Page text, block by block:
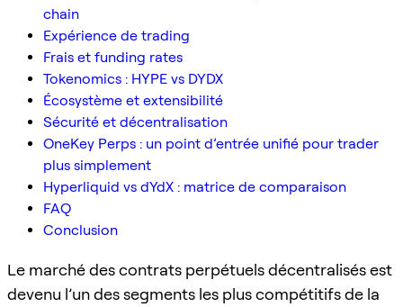
chain
Expérience de trading
Frais et funding rates
Tokenomics : HYPE vs DYDX
Écosystème et extensibilité
Sécurité et décentralisation
OneKey Perps : un point d’entrée unifié pour trader
plus simplement
Hyperliquid vs dYdX : matrice de comparaison
FAQ
Conclusion
Le marché des contrats perpétuels décentralisés est
devenu l’un des segments les plus compétitifs de la